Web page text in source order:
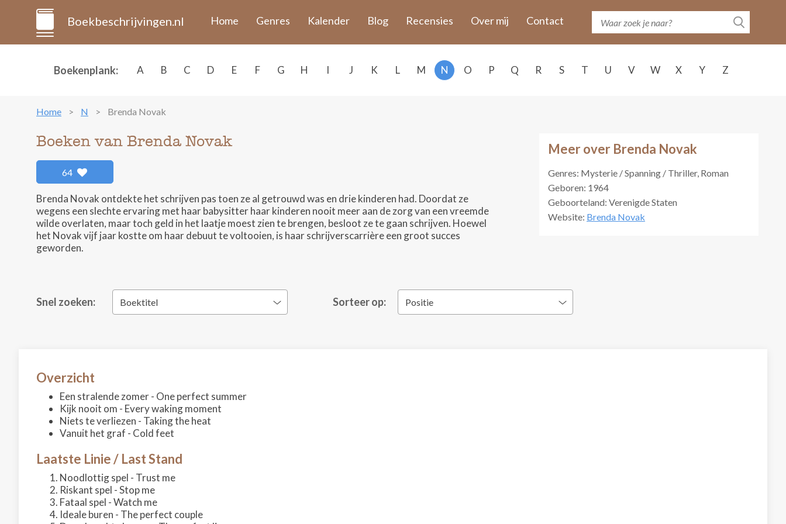
Boekbeschrijvingen.nl Home Genres Kalender Blog Recensies Over mij Contact
Boekenplank: A B C D E F G H I J K L M N O P Q R S T U V W X Y Z
Home N Brenda Novak
Meer over Brenda Novak
Genres: Mysterie / Spanning / Thriller, Roman
Geboren: 1964
Geboorteland: Verenigde Staten
Website: Brenda Novak
Boeken van Brenda Novak
64
Brenda Novak ontdekte het schrijven pas toen ze al getrouwd was en drie kinderen had. Doordat ze
wegens een slechte ervaring met haar babysitter haar kinderen nooit meer aan de zorg van een vreemde
wilde overlaten, maar toch geld in het laatje moest zien te brengen, besloot ze te gaan schrijven. Hoewel
het Novak vijf jaar kostte om haar debuut te voltooien, is haar schrijverscarrière een groot succes
geworden.
Snel zoeken: Boektitel Sorteer op: Positie
Overzicht
Een stralende zomer - One perfect summer
Kijk nooit om - Every waking moment
Niets te verliezen - Taking the heat
Vanuit het graf - Cold feet
Laatste Linie / Last Stand
Noodlottig spel - Trust me
Riskant spel - Stop me
Fataal spel - Watch me
Ideale buren - The perfect couple